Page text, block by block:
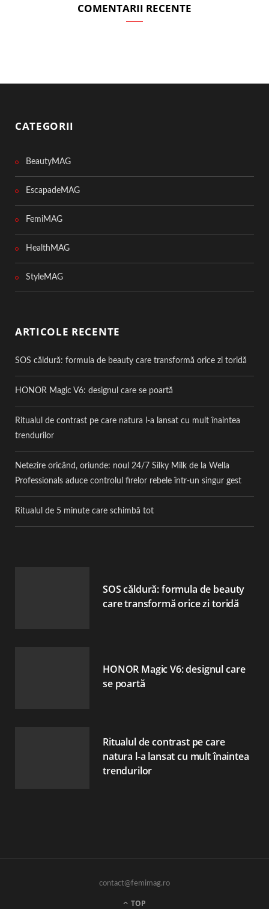
COMENTARII RECENTE
CATEGORII
BeautyMAG
EscapadeMAG
FemiMAG
HealthMAG
StyleMAG
ARTICOLE RECENTE
SOS căldură: formula de beauty care transformă orice zi toridă
HONOR Magic V6: designul care se poartă
Ritualul de contrast pe care natura l-a lansat cu mult înaintea
trendurilor
Netezire oricând, oriunde: noul 24/7 Silky Milk de la Wella
Professionals aduce controlul firelor rebele într-un singur gest
Ritualul de 5 minute care schimbă tot
SOS căldură: formula de beauty
care transformă orice zi toridă
HONOR Magic V6: designul care
se poartă
Ritualul de contrast pe care
natura l-a lansat cu mult înaintea
trendurilor
contact@femimag.ro
TOP